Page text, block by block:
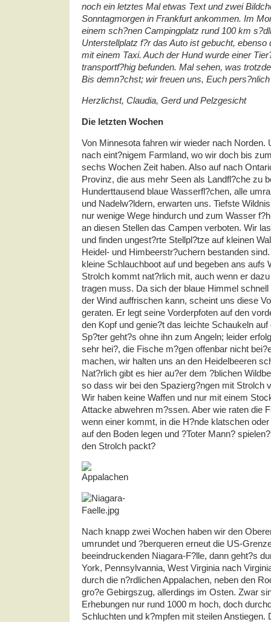
noch ein letztes Mal etwas Text und zwei
Sonntagmorgen in Frankfurt ankommen. Im
einem sch?nen Campingplatz rund 100 km
Unterstellplatz f?r das Auto ist gebucht, ebenso
mit einem Taxi. Auch der Hund wurde einer
transportf?hig befunden. Mal sehen, was
Bis demn?chst; wir freuen uns, Euch
Herzlichst, Claudia, Gerd und Pelzgesicht
Die letzten Wochen
Von Minnesota fahren wir wieder nach Norden.
nach eint?nigem Farmland, wo wir doch bis
sechs Wochen Zeit haben. Also auf nach
Provinz, die aus mehr Seen als Landfl?che zu
Hunderttausend blaue Wasserfl?chen, alle
und Nadelw?ldern, erwarten uns. Tiefste
nur wenige Wege hindurch und zum Wasser
an diesen Stellen das Campen verboten. Wir
und finden ungest?rte Stellpl?tze auf kleinen
Heidel- und Himbeerstr?uchern bestanden
kleine Schlauchboot auf und begeben ans aufs
Strolch kommt nat?rlich mit, auch wenn er
tragen muss. Da sich der blaue Himmel
der Wind auffrischen kann, scheint uns diese
geraten. Er legt seine Vorderpfoten auf den
den Kopf und genie?t das leichte Schaukeln auf
Sp?ter geht?s ohne ihn zum Angeln; leider
sehr hei?, die Fische m?gen offenbar nicht
machen, wir halten uns an den Heidelbeeren
Nat?rlich gibt es hier au?er dem ?blichen
so dass wir bei den Spazierg?ngen mit Strolch
Wir haben keine Waffen und nur mit einem
Attacke abwehren m?ssen. Aber wie raten die
wenn einer kommt, in die H?nde klatschen
auf den Boden legen und ?Toter Mann?
den Strolch packt?
Nach knapp zwei Wochen haben wir den
umrundet und ?berqueren erneut die US-
beeindruckenden Niagara-F?lle, dann geht?s
York, Pennsylvannia, West Virginia nach
durch die n?rdlichen Appalachen, neben den
gro?e Gebirgszug, allerdings im Osten. Zwar
Erhebungen nur rund 1000 m hoch, doch
Schluchten und k?mpfen mit steilen Anstiegen.